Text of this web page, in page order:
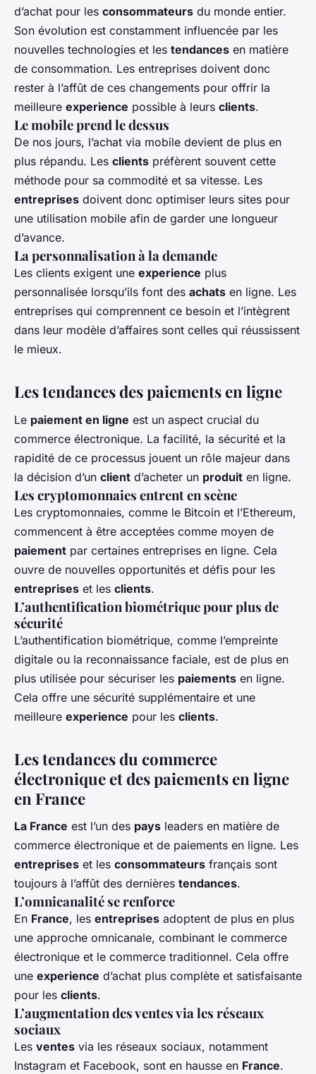
d’achat pour les consommateurs du monde entier.
Son évolution est constamment influencée par les
nouvelles technologies et les tendances en matière
de consommation. Les entreprises doivent donc
rester à l’affût de ces changements pour offrir la
meilleure experience possible à leurs clients.
Le mobile prend le dessus
De nos jours, l’achat via mobile devient de plus en
plus répandu. Les clients préfèrent souvent cette
méthode pour sa commodité et sa vitesse. Les
entreprises doivent donc optimiser leurs sites pour
une utilisation mobile afin de garder une longueur
d’avance.
La personnalisation à la demande
Les clients exigent une experience plus
personnalisée lorsqu’ils font des achats en ligne. Les
entreprises qui comprennent ce besoin et l’intègrent
dans leur modèle d’affaires sont celles qui réussissent
le mieux.
Les tendances des paiements en ligne
Le paiement en ligne est un aspect crucial du
commerce électronique. La facilité, la sécurité et la
rapidité de ce processus jouent un rôle majeur dans
la décision d’un client d’acheter un produit en ligne.
Les cryptomonnaies entrent en scène
Les cryptomonnaies, comme le Bitcoin et l’Ethereum,
commencent à être acceptées comme moyen de
paiement par certaines entreprises en ligne. Cela
ouvre de nouvelles opportunités et défis pour les
entreprises et les clients.
L’authentification biométrique pour plus de
sécurité
L’authentification biométrique, comme l’empreinte
digitale ou la reconnaissance faciale, est de plus en
plus utilisée pour sécuriser les paiements en ligne.
Cela offre une sécurité supplémentaire et une
meilleure experience pour les clients.
Les tendances du commerce
électronique et des paiements en ligne
en France
La France est l’un des pays leaders en matière de
commerce électronique et de paiements en ligne. Les
entreprises et les consommateurs français sont
toujours à l’affût des dernières tendances.
L’omnicanalité se renforce
En France, les entreprises adoptent de plus en plus
une approche omnicanale, combinant le commerce
électronique et le commerce traditionnel. Cela offre
une experience d’achat plus complète et satisfaisante
pour les clients.
L’augmentation des ventes via les réseaux
sociaux
Les ventes via les réseaux sociaux, notamment
Instagram et Facebook, sont en hausse en France.